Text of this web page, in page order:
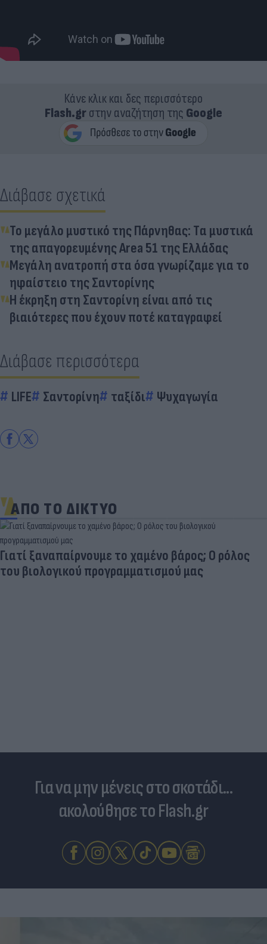
Κάνε κλικ και δες περισσότερο
Flash.grστην αναζήτηση της Google
Διάβασε σχετικά
Το μεγάλο μυστικό της Πάρνηθας: Tα μυστικά
της απαγορευμένης Area 51 της Ελλάδας
Μεγάλη ανατροπή στα όσα γνωρίζαμε για το
ηφαίστειο της Σαντορίνης
Η έκρηξη στη Σαντορίνη είναι από τις
βιαιότερες που έχουν ποτέ καταγραφεί
Διάβασε περισσότερα
LIFE Σαντορίνη ταξίδι Ψυχαγωγία
ΑΠΟ ΤΟ ΔΙΚΤΥΟ
Γιατί ξαναπαίρνουμε το χαμένο βάρος; Ο ρόλος
του βιολογικού προγραμματισμού μας
Για να μην μένεις στο σκοτάδι...
ακολούθησε το Flash.gr